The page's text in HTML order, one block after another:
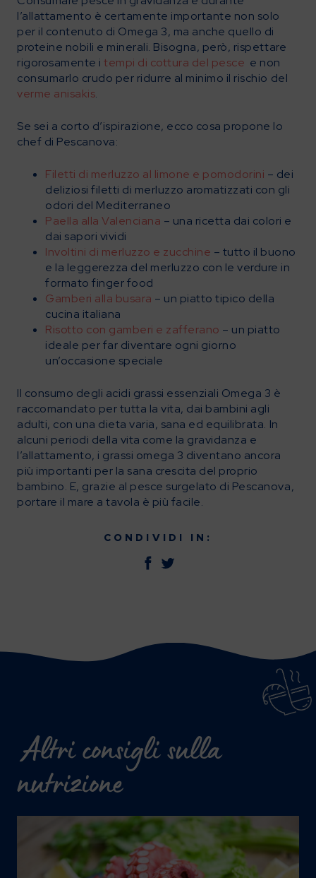
l’allattamento è certamente importante non solo
per il contenuto di Omega 3, ma anche quello di
proteine nobili e minerali. Bisogna, però, rispettare
rigorosamente itempi di cottura del pesce e non
consumarlo crudo per ridurre al minimo il rischio del
verme anisakis.
Se sei a corto d’ispirazione, ecco cosa propone lo
chef di Pescanova:
Filetti di merluzzo al limone e pomodorini – dei
deliziosi filetti di merluzzo aromatizzati con gli
odori del Mediterraneo
Paella alla Valenciana – una ricetta dai colori e
dai sapori vividi
Involtini di merluzzo e zucchine – tutto il buono
e la leggerezza del merluzzo con le verdure in
formato finger food
Gamberi alla busara – un piatto tipico della
cucina italiana
Risotto con gamberi e zafferano – un piatto
ideale per far diventare ogni giorno
un’occasione speciale
Il consumo degli acidi grassi essenziali Omega 3 è
raccomandato per tutta la vita, dai bambini agli
adulti, con una dieta varia, sana ed equilibrata. In
alcuni periodi della vita come la gravidanza e
l’allattamento, i grassi omega 3 diventano ancora
più importanti per la sana crescita del proprio
bambino. E, grazie al pesce surgelato di Pescanova,
portare il mare a tavola è più facile.
CONDIVIDI IN:
Altri consigli sulla
nutrizione